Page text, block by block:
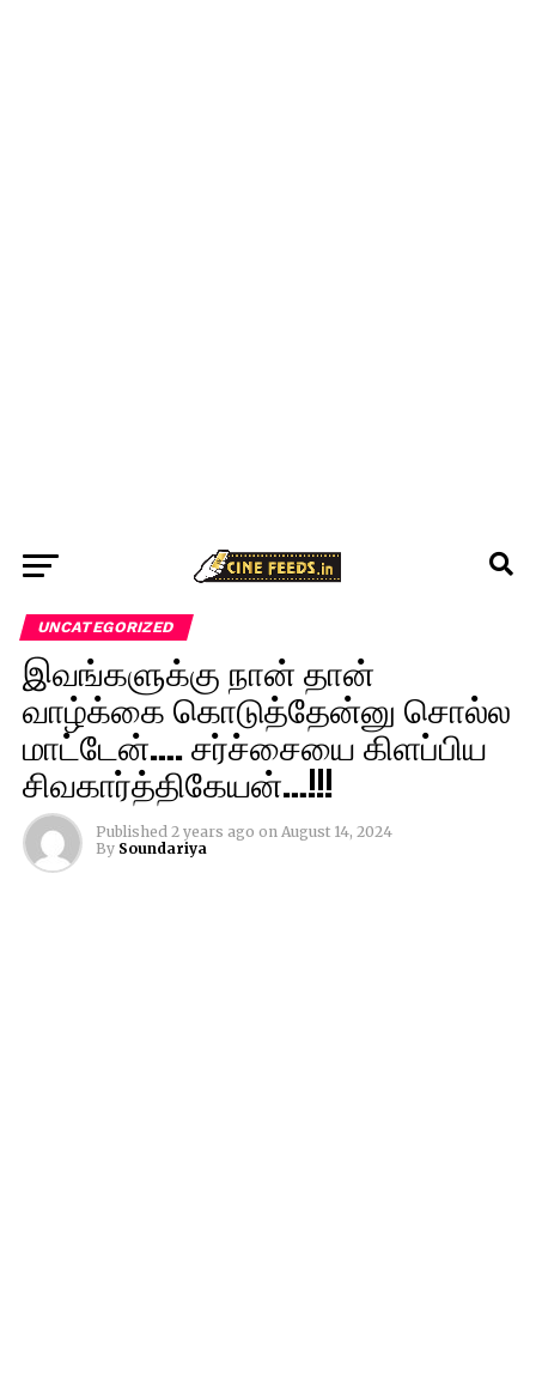
UNCATEGORIZED
இவங்களுக்கு நான் தான்
வாழ்க்கை கொடுத்தேன்னு சொல்ல
மாட்டேன்…. சர்ச்சையை கிளப்பிய
சிவகார்த்திகேயன்…!!!
Published 2 years ago on August 14, 2024
By Soundariya